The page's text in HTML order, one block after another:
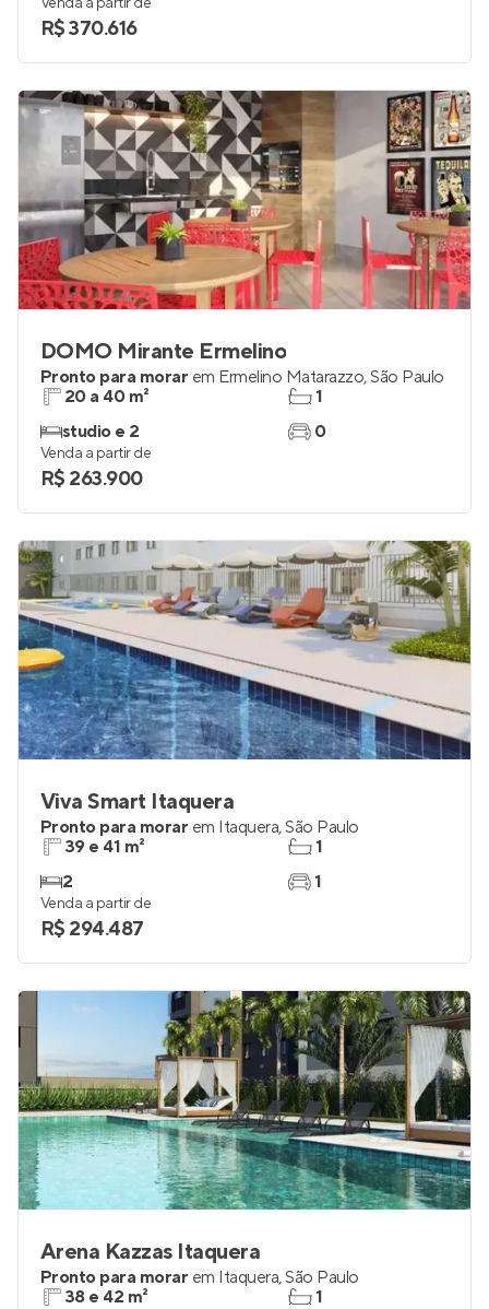
R$ 370.616
DOMO Mirante Ermelino
Pronto para morar em Ermelino Matarazzo,São Paulo
20 a 40 m²
studio e 2
1
0
Venda a partir de
R$ 263.900
Viva Smart Itaquera
Pronto para morar em Itaquera,São Paulo
39 e 41 m²
2
1
1
Venda a partir de
R$ 294.487
Arena Kazzas Itaquera
Pronto para morar em Itaquera,São Paulo
38 e 42 m²
1